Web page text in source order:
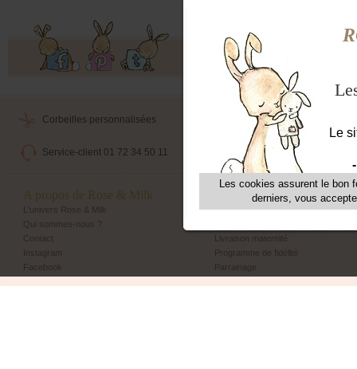
Offres exclusives, ventes
Corbeilles personnalisées Livraison maternité
Service-client 01 72 34 50 11 Echange et retour simple
A propos de Rose & Milk
L'univers Rose & Milk
Qui sommes-nous ?
Contact
Instagram
Facebook
Les + Rose & Milk
Corbeilles Rose & Milk
Livraison maternité
Programme de fidélité
Parrainage